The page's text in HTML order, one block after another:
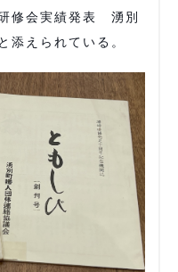
修会実績発表 湧別
添えられている。